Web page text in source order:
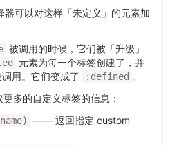
器可以对这样「未定义」的元素加
被调用的时候，它们被「升级」
元素为每一个标签创建了，并
调用。它们变成了 :defined 。
多的自定义标签的信息：
—— 返回指定 custom